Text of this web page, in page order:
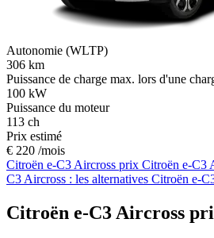
Autonomie (WLTP)
306 km
Puissance de charge max. lors d'une
100 kW
Puissance du moteur
113 ch
Prix estimé
€ 220 /mois
Citroën e-C3 Aircross prix Citroën e-C3
C3 Aircross : les alternatives Citroën e-
Citroën e-C3 Aircross